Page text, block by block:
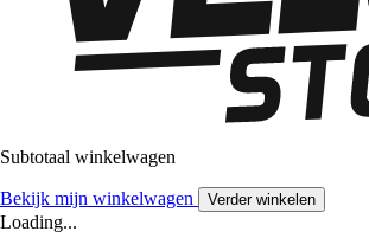
Subtotaal winkelwagen
Bekijk mijn winkelwagen Verder winkelen
Loading...